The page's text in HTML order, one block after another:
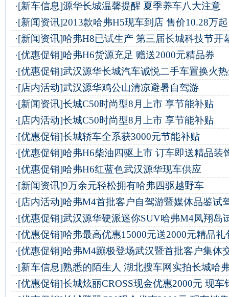
·[新车信息]源华长城温馨提醒 夏季养车八大注意
·[新闻资讯]2013款哈弗H5现车到店 售价10.28万起
·[新闻资讯]哈弗H8已试生产 第三届长城科技节开
·[优惠促销]哈弗H6货源充足 赠送2000元精品券
·[优惠促销]武汉源华长城汽车诚悦二手车置换火
·[店内活动]武汉源华鸡公山清凉避暑自驾游
·[新闻资讯]长城C50时尚型8月上市 享节能补贴
·[店内活动]长城C50时尚型8月上市 享节能补贴
·[优惠促销]长城轿车全系获3000元节能补贴
·[优惠促销]哈弗H6柴油四驱上市 订车即送精品装
·[优惠促销]哈弗H6红蓝色武汉源华现车供应
·[新闻资讯]9万余元轻松拥有哈弗四驱越野车
·[店内活动]哈弗M4首批客户自驾游暨媒体品鉴试
·[优惠促销]武汉源华硬派迷你SUV哈弗M4凤翔岛
·[优惠促销]哈弗最高优惠15000元送2000元精品礼
·[优惠促销]哈弗M4蹦极登场武汉暨首批客户集体
·[新车信息]熟悉的陌生人 湖北搜车网实拍长城哈
·[优惠促销]长城炫丽CROSS现金优惠2000元 现车